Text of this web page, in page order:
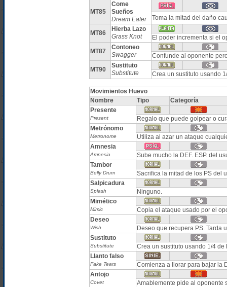
MT85
Come
Sueños
Dream Eater
Toma la mitad del daño
MT86
Hierba Lazo
Grass Knot
El poder incrementa si el
MT87
Contoneo
Swagger
Confunde al oponente
MT90
Sustituto
Substitute
Crea un sustituto usando
Movimientos Huevo
Nombre
Tipo
Categoría
Presente
Present
Regalo que puede golpear o
Metrónomo
Metronome
Utiliza al azar un ataque
Amnesia
Amnesia
Sube mucho la DEF. ESP. del
Tambor
Belly Drum
Sacrifica la mitad de los PS del
Salpicadura
Splash
Ninguno.
Mimético
Mimic
Copia el ataque usado por el
Deseo
Wish
Deseo que recupera PS. Tarda
Sustituto
Substitute
Crea un sustituto usando 1/4
Llanto falso
Fake Tears
Comienza a llorar para bajar la
Antojo
Covet Amablemente pide al oponente